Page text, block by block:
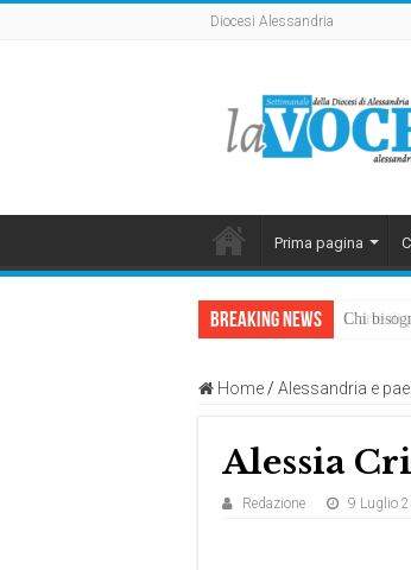
Diocesi Alessandria
Prima pagina
Breaking News Chi
L’arte di
Home / Alessandria e
Alessia
Redazione 9 Luglio